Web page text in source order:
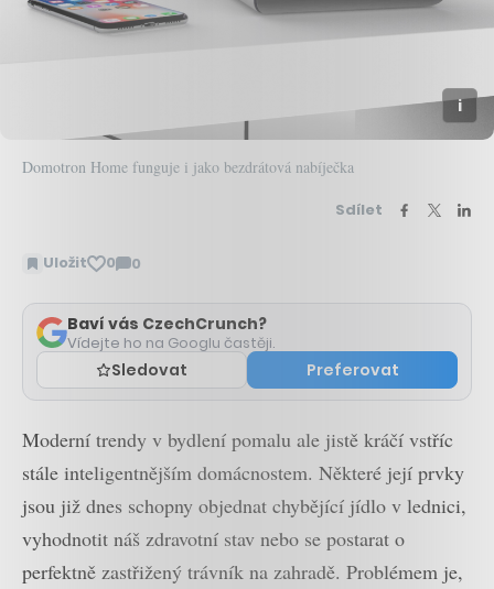
Domotron Home funguje i jako bezdrátová nabíječka
Sdílet
Uložit 0 0
Zobrazit
Baví vás CzechCrunch?
Vídejte ho na Googlu častěji.
Sledovat Preferovat
Moderní trendy v bydlení pomalu ale jistě kráčí vstříc
stále inteligentnějším domácnostem. Některé její prvky
jsou již dnes schopny objednat chybějící jídlo v lednici,
vyhodnotit náš zdravotní stav nebo se postarat o
perfektně zastřižený trávník na zahradě. Problémem je,